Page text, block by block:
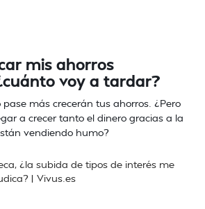
mis ahorros
voy a tardar?
más crecerán tus ahorros. ¿Pero
a crecer tanto el dinero gracias a la
vendiendo humo?